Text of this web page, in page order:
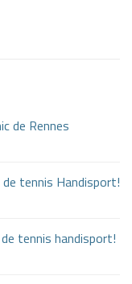
de Rennes
tennis Handisport!
tennis handisport!